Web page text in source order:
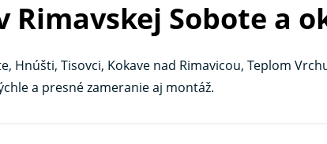
Rimavskej Sobote a
Hnúšti, Tisovci, Kokave nad Rimavicou, Teplom
a presné zameranie aj montáž.